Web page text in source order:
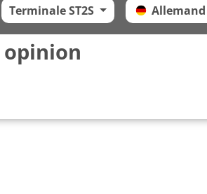
Terminale ST2S Allemand
opinion